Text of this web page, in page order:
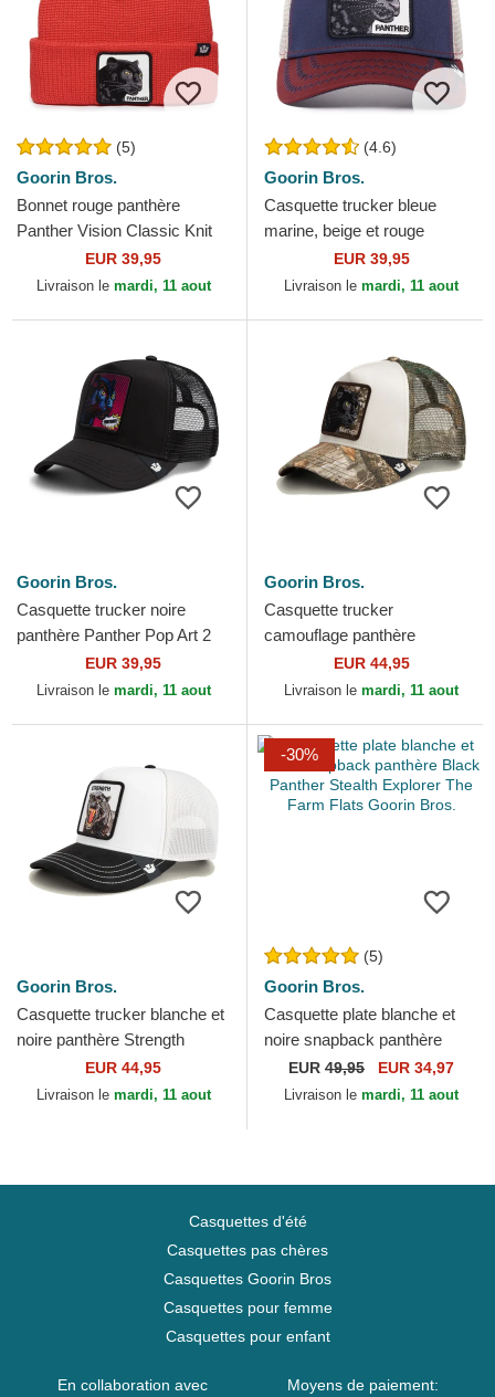
(5)
Goorin Bros.
Bonnet rouge panthère
Panther Vision Classic Knit
The Farm Goorin Bros.
EUR 39,95
Livraison le mardi, 11 aout
(4.6)
Goorin Bros.
Casquette trucker bleue
marine, beige et rouge
panthère The Panther The
Farm Goorin Bros.
EUR 39,95
Livraison le mardi, 11 aout
Goorin Bros.
Casquette trucker noire
panthère Panther Pop Art 2
The Farm Goorin Bros.
EUR 39,95
Livraison le mardi, 11 aout
Goorin Bros.
Casquette trucker
camouflage panthère
Realtree Edge Black Panther
The Farm Goorin Bros.
EUR 44,95
Livraison le mardi, 11 aout
Goorin Bros.
Casquette trucker blanche et
noire panthère Strength
Panther Suede The Farm
Goorin Bros.
EUR 44,95
Livraison le mardi, 11 aout
-30%
(5)
Goorin Bros.
Casquette plate blanche et
noire snapback panthère
Black Panther Stealth
Explorer The Farm Flats...
EUR 49,95 EUR 34,97
Livraison le mardi, 11 aout
Casquettes d'été
Casquettes pas chères
Casquettes Goorin Bros
Casquettes pour femme
Casquettes pour enfant
En collaboration avec
Moyens de paiement: